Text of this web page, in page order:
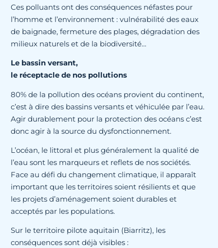
Ces polluants ont des conséquences néfastes pour
l’homme et l’environnement : vulnérabilité des eaux
de baignade, fermeture des plages, dégradation des
milieux naturels et de la biodiversité…
Le bassin versant,
le réceptacle de nos pollutions
80% de la pollution des océans provient du continent,
c’est à dire des bassins versants et véhiculée par l’eau.
Agir durablement pour la protection des océans c’est
donc agir à la source du dysfonctionnement.
L’océan, le littoral et plus généralement la qualité de
l’eau sont les marqueurs et reflets de nos sociétés.
Face au défi du changement climatique, il apparaît
important que les territoires soient résilients et que
les projets d’aménagement soient durables et
acceptés par les populations.
Sur le territoire pilote aquitain (Biarritz), les
conséquences sont déjà visibles :